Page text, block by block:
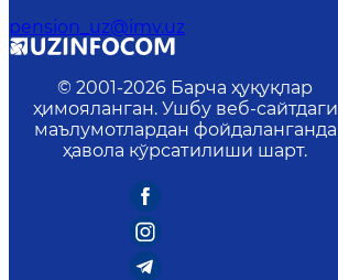
pension_uz@imv.uz
© 2001-2026 Барча ҳуқуқлар
ҳимояланган. Ушбу веб-сайтдаги
маълумотлардан фойдаланганда
ҳавола кўрсатилиши шарт.